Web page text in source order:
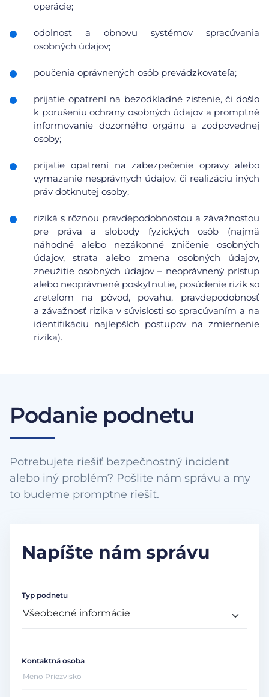
operácie;
odolnosť a obnovu systémov spracúvania
osobných údajov;
poučenia oprávnených osôb prevádzkovateľa;
prijatie opatrení na bezodkladné zistenie, či došlo
k porušeniu ochrany osobných údajov a promptné
informovanie dozorného orgánu a zodpovednej
osoby;
prijatie opatrení na zabezpečenie opravy alebo
vymazanie nesprávnych údajov, či realizáciu iných
práv dotknutej osoby;
riziká s rôznou pravdepodobnosťou a závažnosťou
pre práva a slobody fyzických osôb (najmä
náhodné alebo nezákonné zničenie osobných
údajov, strata alebo zmena osobných údajov,
zneužitie osobných údajov – neoprávnený prístup
alebo neoprávnené poskytnutie, posúdenie rizík so
zreteľom na pôvod, povahu, pravdepodobnosť
a závažnosť rizika v súvislosti so spracúvaním a na
identifikáciu najlepších postupov na zmiernenie
rizika).
Podanie podnetu
Potrebujete riešiť bezpečnostný incident
alebo iný problém? Pošlite nám správu a my
to budeme promptne riešiť.
Napíšte nám správu
Typ podnetu
Kontaktná osoba